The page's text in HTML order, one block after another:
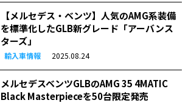
【メルセデス・ベンツ】人気のAMG系装備
を標準化したGLB新グレード「アーバンス
ターズ」
輸入車情報 2025.08.24
メルセデスベンツGLBのAMG 35 4MATIC
Black Masterpieceを50台限定発売